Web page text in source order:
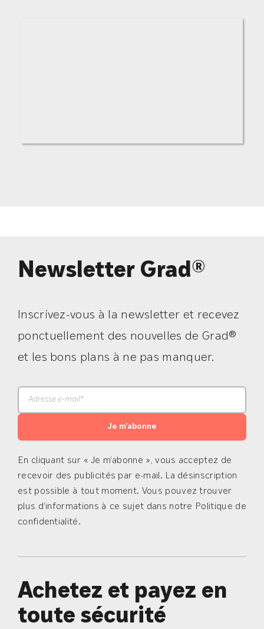
Newsletter Grad®
Inscrivez-vous à la newsletter et recevez
ponctuellement des nouvelles de Grad®
et les bons plans à ne pas manquer.
Je m'abonne
En cliquant sur « Je m’abonne », vous acceptez de
recevoir des publicités par e-mail. La désinscription
est possible à tout moment. Vous pouvez trouver
plus d’informations à ce sujet dans notre Politique de
confidentialité.
Achetez et payez en
toute sécurité